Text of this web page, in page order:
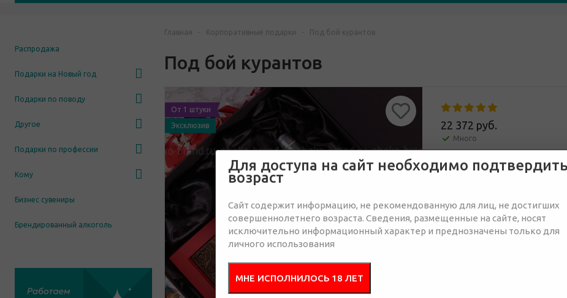
Распродажа
Подарки на Новый год
Подарки по поводу
Другое
Подарки по профессии
Кому
Бизнес сувениры
Брендированный алкоголь
Главная - Корпоративные подарки - Под бой курантов
Под бой курантов
От 1 штуки
Эксклюзив
22 372 руб.
Много
Отправить запрос
от 1 от 5
Для доступа на сайт необходимо подтвердить
возраст
Сайт содержит информацию, не рекомендованную для лиц, не достигших
совершеннолетнего возраста. Сведения, размещенные на сайте, носят
исключительно информационный характер и преднозначены только для
личного использования
МНЕ ИСПОЛНИЛОСЬ 18 ЛЕТ